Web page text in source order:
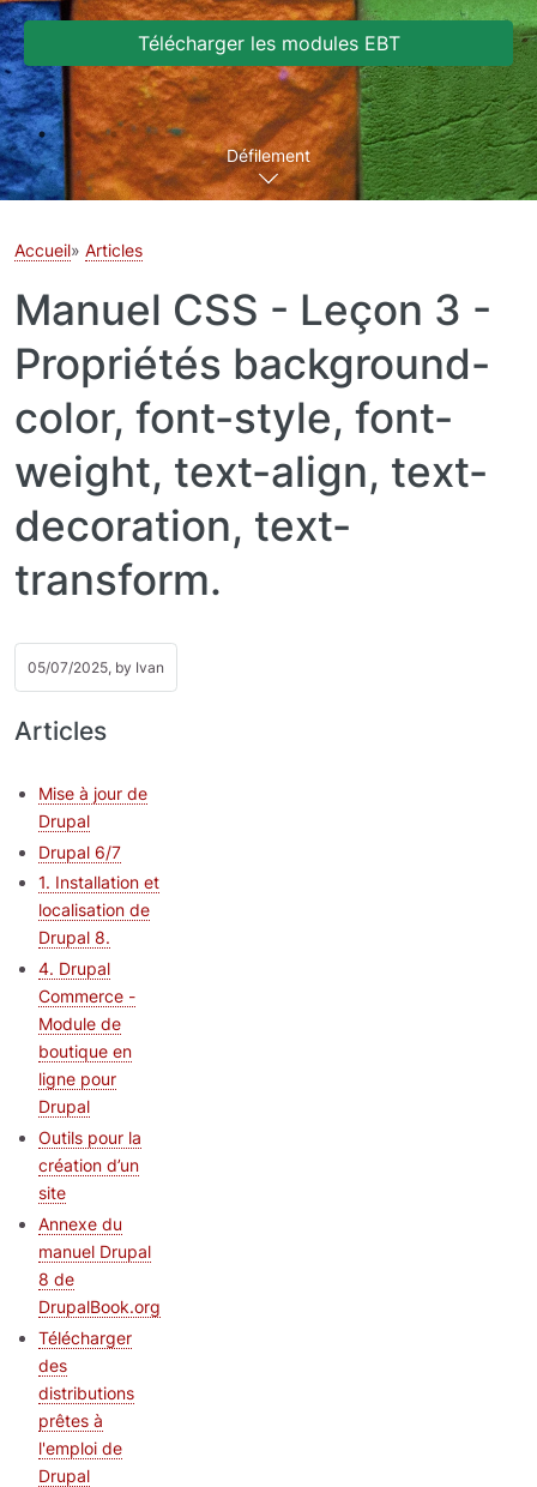
Télécharger les modules EBT
Défilement
Accueil Articles
Manuel CSS - Leçon 3 -
Propriétés background-
color, font-style, font-
weight, text-align, text-
decoration, text-
transform.
05/07/2025, by Ivan
Articles
Mise à jour de
Drupal
Drupal 6/7
1. Installation et
localisation de
Drupal 8.
4. Drupal
Commerce -
Module de
boutique en
ligne pour
Drupal
Outils pour la
création d’un
site
Annexe du
manuel Drupal
8 de
DrupalBook.org
Télécharger
des
distributions
prêtes à
l'emploi de
Drupal